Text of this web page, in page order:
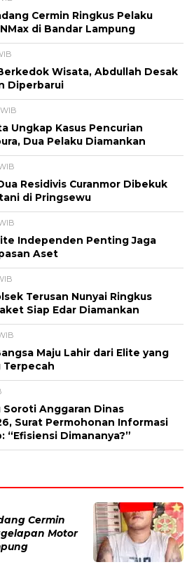
Cermin Ringkus Pelaku
di Bandar Lampung
Wisata, Abdullah Desak
Diperbarui
Ungkap Kasus Pencurian
Dua Pelaku Diamankan
Residivis Curanmor Dibekuk
di Pringsewu
Independen Penting Jaga
Aset
Terusan Nunyai Ringkus
Siap Edar Diamankan
Maju Lahir dari Elite yang
Terpecah
Soroti Anggaran Dinas
Surat Permohonan Informasi
“Efisiensi Dimananya?”
Cermin
Motor